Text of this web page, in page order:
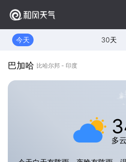
今天 30天
巴加哈 比哈尔邦 - 印度
多云